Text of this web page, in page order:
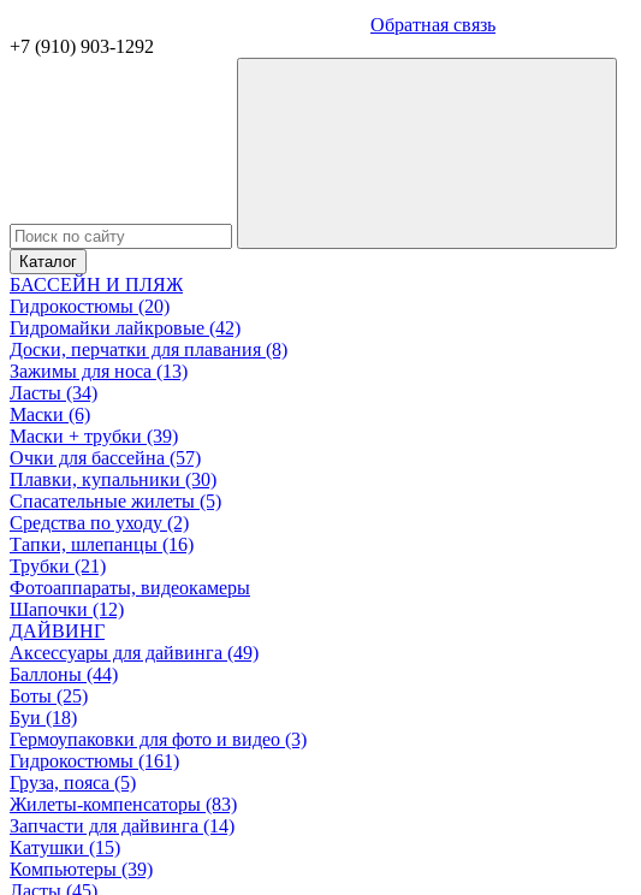
Обратная связь
+7 (910) 903-1292
Каталог
БАССЕЙН И ПЛЯЖ
Гидрокостюмы (20)
Гидромайки лайкровые (42)
Доски, перчатки для плавания (8)
Зажимы для носа (13)
Ласты (34)
Маски (6)
Маски + трубки (39)
Очки для бассейна (57)
Плавки, купальники (30)
Спасательные жилеты (5)
Средства по уходу (2)
Тапки, шлепанцы (16)
Трубки (21)
Фотоаппараты, видеокамеры
Шапочки (12)
ДАЙВИНГ
Аксессуары для дайвинга (49)
Баллоны (44)
Боты (25)
Буи (18)
Гермоупаковки для фото и видео (3)
Гидрокостюмы (161)
Груза, пояса (5)
Жилеты-компенсаторы (83)
Запчасти для дайвинга (14)
Катушки (15)
Компьютеры (39)
Ласты (45)